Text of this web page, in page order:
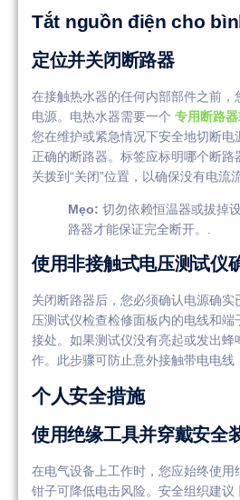
Tắt nguồn điện cho
定位并关闭断路器
在接触热水器的任何内部部件之前
电源。电热水器需要一个 专用断路
您在维护或紧急情况下安全地切断电
正确的断路器。标签应标明哪个断
关拨到“关闭”位置，以确保没有电流
Mẹo: 切勿依赖恒温器或拔掉
路器才能保证完全断开。.
使用非接触式电压测试仪
关闭断路器后，您必须确认电源确
压测试仪检查检修面板内的电线和
接处。如果测试仪没有亮起或发出蜂
作。此步骤可防止意外接触带电电线
个人安全措施
使用绝缘工具并穿戴安全
在电气设备上工作时，您应始终使用
钳子可降低电击风险。安全组织建议